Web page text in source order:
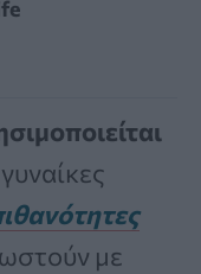
με